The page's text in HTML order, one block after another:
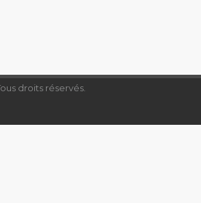
droits réservés.